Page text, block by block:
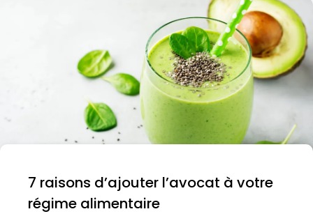
7 raisons d’ajouter l’avocat à votre
régime alimentaire